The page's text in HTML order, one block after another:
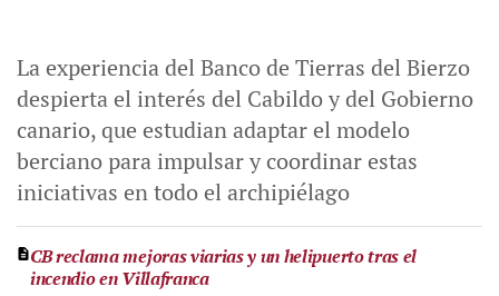
La experiencia del Banco de Tierras del Bierzo
despierta el interés del Cabildo y del Gobierno
canario, que estudian adaptar el modelo
berciano para impulsar y coordinar estas
iniciativas en todo el archipiélago
CB reclama mejoras viarias y un helipuerto tras el
incendio en Villafranca